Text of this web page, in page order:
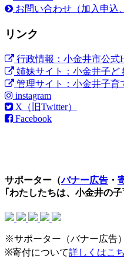
お問い合わせ（加入申込
リンク
行政情報：小金井市公式
姉妹サイト：小金井子ど
管理サイト：小金井子育
instagram
X（旧Twitter）
Facebook
サポーター（バナー広告 ・
｢わたしたちは、小金井の
※サポーター（バナー広告
※寄付について詳しくはこ